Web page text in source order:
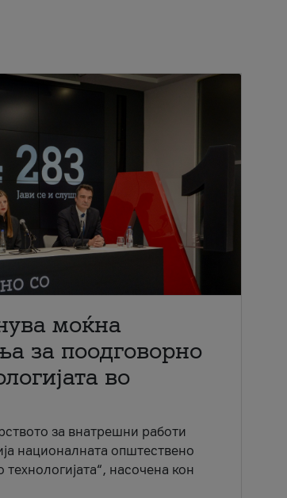
моќна
за поодговорно
во
за внатрешни работи
националната општествено
насочена кон